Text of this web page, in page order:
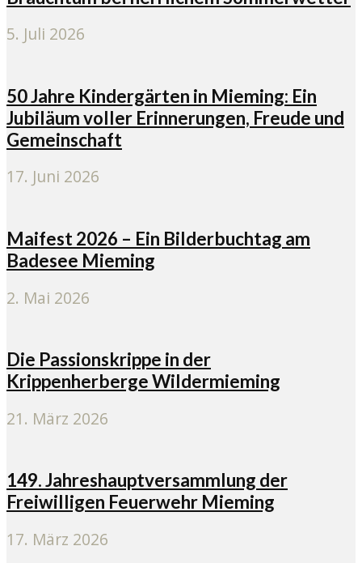
5. Juli 2026
50 Jahre Kindergärten in Mieming: Ein
Jubiläum voller Erinnerungen, Freude und
Gemeinschaft
17. Juni 2026
Maifest 2026 – Ein Bilderbuchtag am
Badesee Mieming
2. Mai 2026
Die Passionskrippe in der
Krippenherberge Wildermieming
21. März 2026
149. Jahreshauptversammlung der
Freiwilligen Feuerwehr Mieming
17. März 2026